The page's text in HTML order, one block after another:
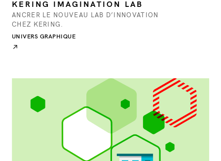
KERING IMAGINATION LAB
ANCRER LE NOUVEAU LAB D’INNOVATION
CHEZ KERING.
UNIVERS GRAPHIQUE
↗